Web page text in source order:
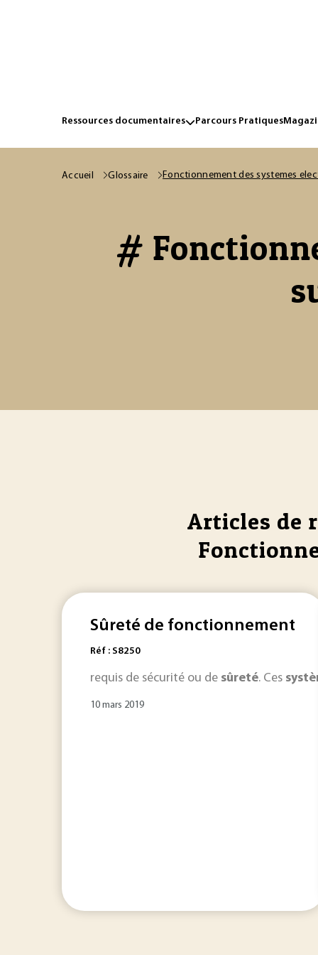
Ressources documentaires Parcours Pratiques
Accueil Glossaire Fonctionnement des systemes
#
Articles de
Sûreté de fonctionnement
Réf : S8250
requis de sécurité ou de sûreté. Ces
10 mars 2019